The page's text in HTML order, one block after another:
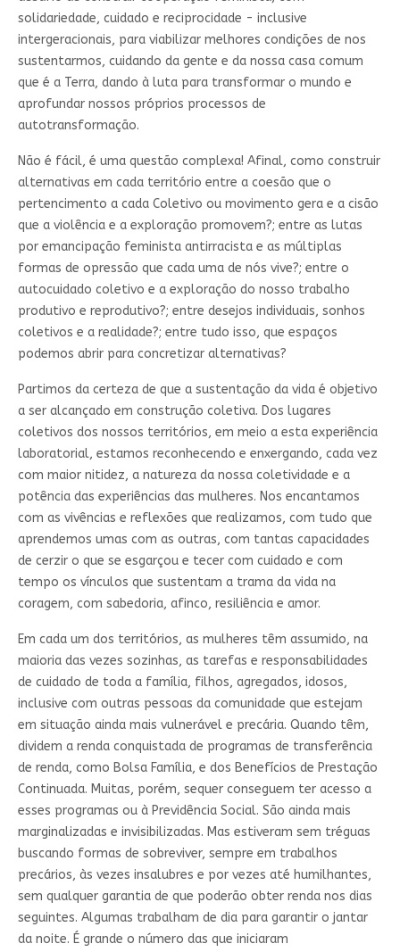
solidariedade, cuidado e reciprocidade - inclusive
intergeracionais, para viabilizar melhores condições de nos
sustentarmos, cuidando da gente e da nossa casa comum
que é a Terra, dando à luta para transformar o mundo e
aprofundar nossos próprios processos de
autotransformação.
Não é fácil, é uma questão complexa! Afinal, como construir
alternativas em cada território entre a coesão que o
pertencimento a cada Coletivo ou movimento gera e a cisão
que a violência e a exploração promovem?; entre as lutas
por emancipação feminista antirracista e as múltiplas
formas de opressão que cada uma de nós vive?; entre o
autocuidado coletivo e a exploração do nosso trabalho
produtivo e reprodutivo?; entre desejos individuais, sonhos
coletivos e a realidade?; entre tudo isso, que espaços
podemos abrir para concretizar alternativas?
Partimos da certeza de que a sustentação da vida é objetivo
a ser alcançado em construção coletiva. Dos lugares
coletivos dos nossos territórios, em meio a esta experiência
laboratorial, estamos reconhecendo e enxergando, cada vez
com maior nitidez, a natureza da nossa coletividade e a
potência das experiências das mulheres. Nos encantamos
com as vivências e reflexões que realizamos, com tudo que
aprendemos umas com as outras, com tantas capacidades
de cerzir o que se esgarçou e tecer com cuidado e com
tempo os vínculos que sustentam a trama da vida na
coragem, com sabedoria, afinco, resiliência e amor.
Em cada um dos territórios, as mulheres têm assumido, na
maioria das vezes sozinhas, as tarefas e responsabilidades
de cuidado de toda a família, filhos, agregados, idosos,
inclusive com outras pessoas da comunidade que estejam
em situação ainda mais vulnerável e precária. Quando têm,
dividem a renda conquistada de programas de transferência
de renda, como Bolsa Família, e dos Benefícios de Prestação
Continuada. Muitas, porém, sequer conseguem ter acesso a
esses programas ou à Previdência Social. São ainda mais
marginalizadas e invisibilizadas. Mas estiveram sem tréguas
buscando formas de sobreviver, sempre em trabalhos
precários, às vezes insalubres e por vezes até humilhantes,
sem qualquer garantia de que poderão obter renda nos dias
seguintes. Algumas trabalham de dia para garantir o jantar
da noite. É grande o número das que iniciaram